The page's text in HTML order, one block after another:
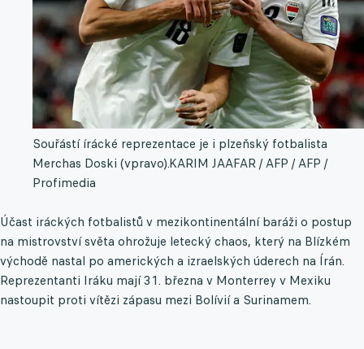
Souřástí írácké reprezentace je i plzeňský fotbalista
Merchas Doski (vpravo).KARIM JAAFAR / AFP / AFP /
Profimedia
Účast iráckých fotbalistů v mezikontinentální baráži o postup
na mistrovství světa ohrožuje letecký chaos, který na Blízkém
východě nastal po amerických a izraelských úderech na Írán.
Reprezentanti Iráku mají 31. března v Monterrey v Mexiku
nastoupit proti vítězi zápasu mezi Bolívií a Surinamem.